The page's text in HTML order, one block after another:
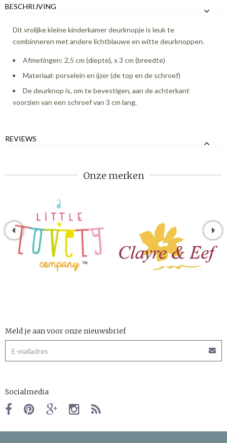
BESCHRIJVING
Dit vrolijke kleine kinderkamer deurknopje is leuk te
combinneren met andere lichtblauwe en witte deurknoppen.
Afmetingen: 2,5 cm (diepte), x 3 cm (breedte)
Materiaal: porselein en ijzer (de top en de schroef)
De deurknop is, om te bevestigen, aan de achterkant
voorzien van een schroef van 3 cm lang.
REVIEWS
Onze merken
Meld je aan voor onze nieuwsbrief
Socialmedia